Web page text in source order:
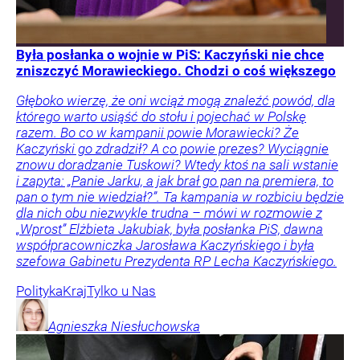
Była posłanka o wojnie w PiS: Kaczyński nie chce
zniszczyć Morawieckiego. Chodzi o coś większego
Głęboko wierzę, że oni wciąż mogą znaleźć powód, dla
którego warto usiąść do stołu i pojechać w Polskę
razem. Bo co w kampanii powie Morawiecki? Że
Kaczyński go zdradził? A co powie prezes? Wyciągnie
znowu doradzanie Tuskowi? Wtedy ktoś na sali wstanie
i zapyta: „Panie Jarku, a jak brał go pan na premiera, to
pan o tym nie wiedział?”. Ta kampania w rozbiciu będzie
dla nich obu niezwykle trudna – mówi w rozmowie z
„Wprost” Elżbieta Jakubiak, była posłanka PiS, dawna
współpracowniczka Jarosława Kaczyńskiego i była
szefowa Gabinetu Prezydenta RP Lecha Kaczyńskiego.
PolitykaKrajTylko u Nas
Agnieszka Niesłuchowska